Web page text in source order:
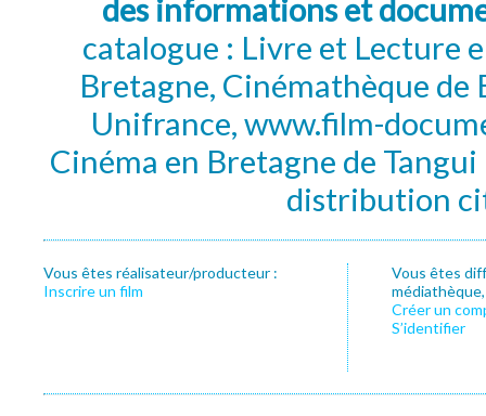
des informations et
catalogue : Livre et Lecture
Bretagne, Cinémathèque de
Unifrance, www.film-
Cinéma en Bretagne de
distribution
Vous êtes réalisateur/producteur :
Inscrire un film
Vous êtes
Créer un
S’identifier